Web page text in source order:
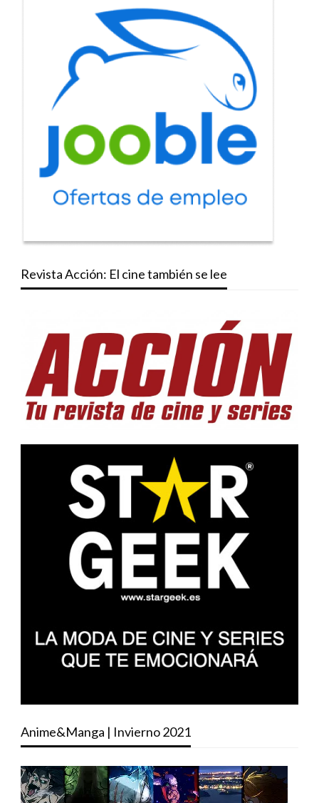
Revista Acción: El cine también se lee
Anime&Manga | Invierno 2021